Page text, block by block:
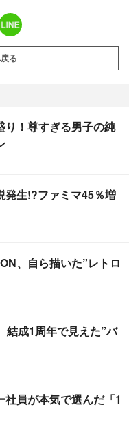
る
り！尊すぎる男子の純
発生!?ファミマ45％増
、自ら描いた”レトロ
結成1周年で見えた”バ
員が本気で選んだ「1